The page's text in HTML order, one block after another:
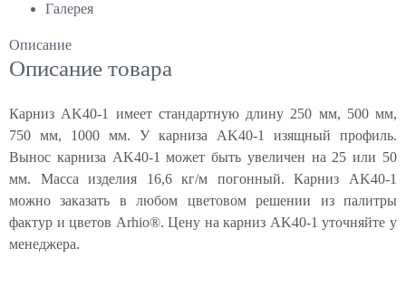
Галерея
Описание
Описание товара
Карниз AK40-1 имеет стандартную длину 250 мм, 500 мм,
750 мм, 1000 мм. У карниза AK40-1 изящный профиль.
Вынос карниза AK40-1 может быть увеличен на 25 или 50
мм. Масса изделия 16,6 кг/м погонный. Карниз AK40-1
можно заказать в любом цветовом решении из палитры
фактур и цветов Arhio®. Цену на карниз AK40-1 уточняйте у
менеджера.